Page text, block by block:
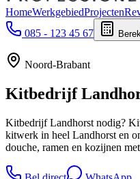
HomeWerkgebiedProjecten
085 - 123 45 67
Noord-Brabant
Kitbedrijf
Kitbedrijf Landhorst nodig?
kitwerk in heel Landhorst en
douche, ramen en kozijnen